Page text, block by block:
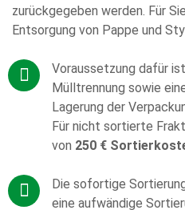
zurückgegeben werden. Für
Entsorgung von Pappe und
Voraussetzung dafür
Mülltrennung sowie
Lagerung der
Für nicht sortierte
von 250 €
Die sofortige
eine aufwändige